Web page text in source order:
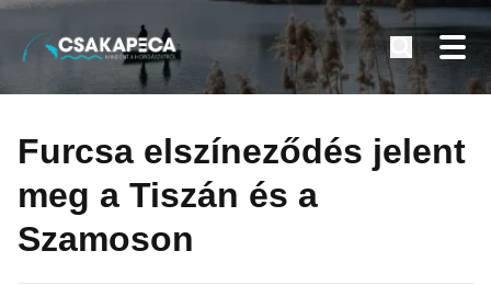
tartalomra
Minden a horgászatról
Furcsa elszíneződés jelent
meg a Tiszán és a
Szamoson